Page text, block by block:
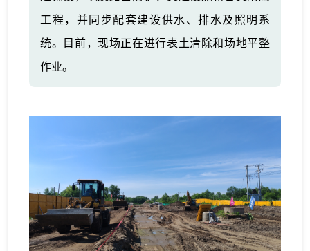
工程，并同步配套建设供水、排水及照明系
统。目前，现场正在进行表土清除和场地平整
作业。